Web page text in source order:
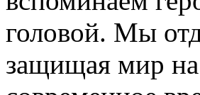
головой. Мы
защищая мир